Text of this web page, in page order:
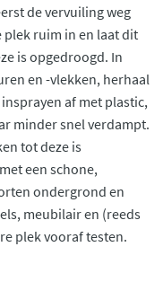
de vervuiling weg
plek ruim in en laat dit
is opgedroogd. In
en -vlekken, herhaal
af met plastic,
minder snel verdampt.
tot deze is
een schone,
ondergrond en
meubilair en (reeds
plek vooraf testen.